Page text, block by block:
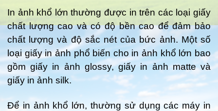
In ảnh khổ lớn thường được in trên các loại giấy
chất lượng cao và có độ bền cao để đảm bảo
chất lượng và độ sắc nét của bức ảnh. Một số
loại giấy in ảnh phổ biến cho in ảnh khổ lớn bao
gồm giấy in ảnh glossy, giấy in ảnh matte và
giấy in ảnh silk.
Để in ảnh khổ lớn, thường sử dụng các máy in